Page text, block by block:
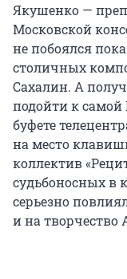
Якушенко —
Московской
не побоялся
столичных
Сахалин. А
подойти к самой
буфете
на место
коллектив
судьбоносных в
серьезно
и на